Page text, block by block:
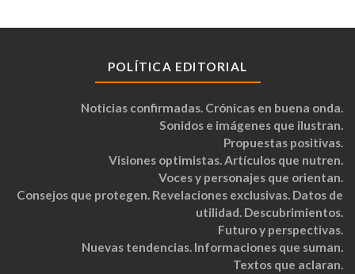
POLÍTICA EDITORIAL
Noticias confirmadas. Crónicas en buena onda.
Sonidos e imágenes que ilustran.
Propuestas positivas.
Visiones optimistas. Artículos que nutren.
Voces y personajes que orientan.
Consejos que protegen. Revelaciones exclusivas. Datos de
utilidad. Descubrimientos.
Futuro y perspectivas.
Nuevas tendencias. Informaciones que suman.
Textos que aclaran.